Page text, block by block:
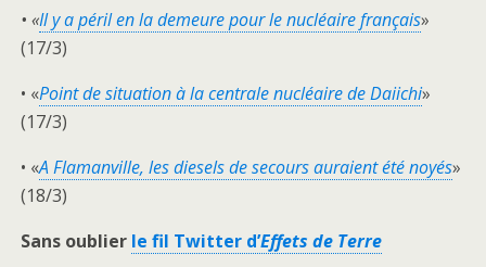
• «Il y a péril en la demeure pour le nucléaire français»
(17/3)
• «Point de situation à la centrale nucléaire de Daiichi»
(17/3)
• «A Flamanville, les diesels de secours auraient été noyés»
(18/3)
Sans oublier le fil Twitter d’Effets de Terre